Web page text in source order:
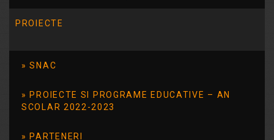
PROIECTE
SNAC
PROIECTE SI PROGRAME EDUCATIVE – AN
SCOLAR 2022-2023
PARTENERI
Citește mai mult
educationala_202